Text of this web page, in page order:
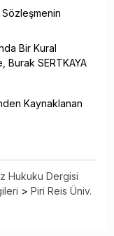
Sözleşmenin
Bir Kural
Burak SERTKAYA
Kaynaklanan
Hukuku Dergisi
> Piri Reis Üniv.